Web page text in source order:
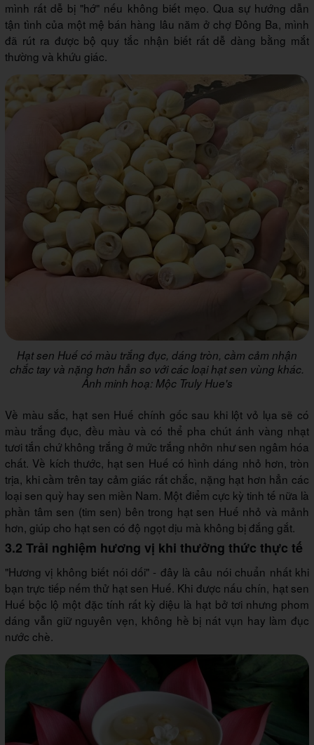
mình rất dễ bị "hớ" nếu không biết mẹo. Qua sự hướng dẫn
tận tình của một mệ bán hàng lâu năm ở chợ Đông Ba, mình
đã rút ra được bộ quy tắc nhận biết rất dễ dàng bằng mắt
thường và khứu giác.
Hạt sen Huế có màu trắng đục, dáng tròn, cầm cảm nhận
chắc tay và nặng hơn hẳn so với các loại hạt sen vùng khác.
Ảnh minh hoạ: Mộc Truly Hue's
Về màu sắc, hạt sen Huế chính gốc sau khi lột vỏ lụa sẽ có
màu trắng đục, đều màu và có thể pha chút ánh vàng nhạt
tươi tắn chứ không trắng ở mức trắng nhởn như sen ngâm hóa
chất. Về kích thước, hạt sen Huế có hình dáng nhỏ hơn, tròn
trịa, khi cầm trên tay cảm giác rất chắc, nặng hạt hơn hẳn các
loại sen quỳ hay sen miền Nam. Một điểm cực kỳ tinh tế nữa là
phần tâm sen (tim sen) bên trong hạt sen Huế nhỏ và mảnh
hơn, giúp cho hạt sen có độ ngọt dịu mà không bị đắng gắt.
3.2 Trải nghiệm hương vị khi thưởng thức thực tế
"Hương vị không biết nói dối" - đây là câu nói chuẩn nhất khi
bạn trực tiếp nếm thử hạt sen Huế. Khi được nấu chín, hạt sen
Huế bộc lộ một đặc tính rất kỳ diệu là hạt bở tơi nhưng phom
dáng vẫn giữ nguyên vẹn, không hề bị nát vụn hay làm đục
nước chè.